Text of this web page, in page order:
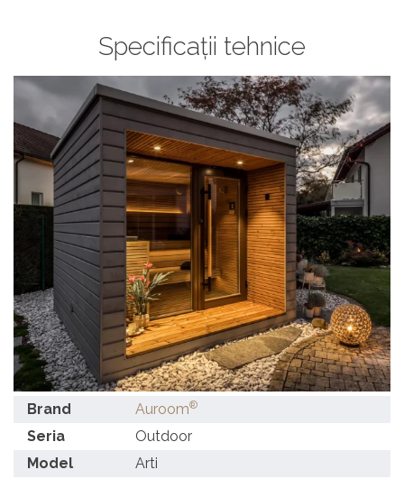
Specificații tehnice
Brand Auroom®
Seria
Outdoor
Model
Arti